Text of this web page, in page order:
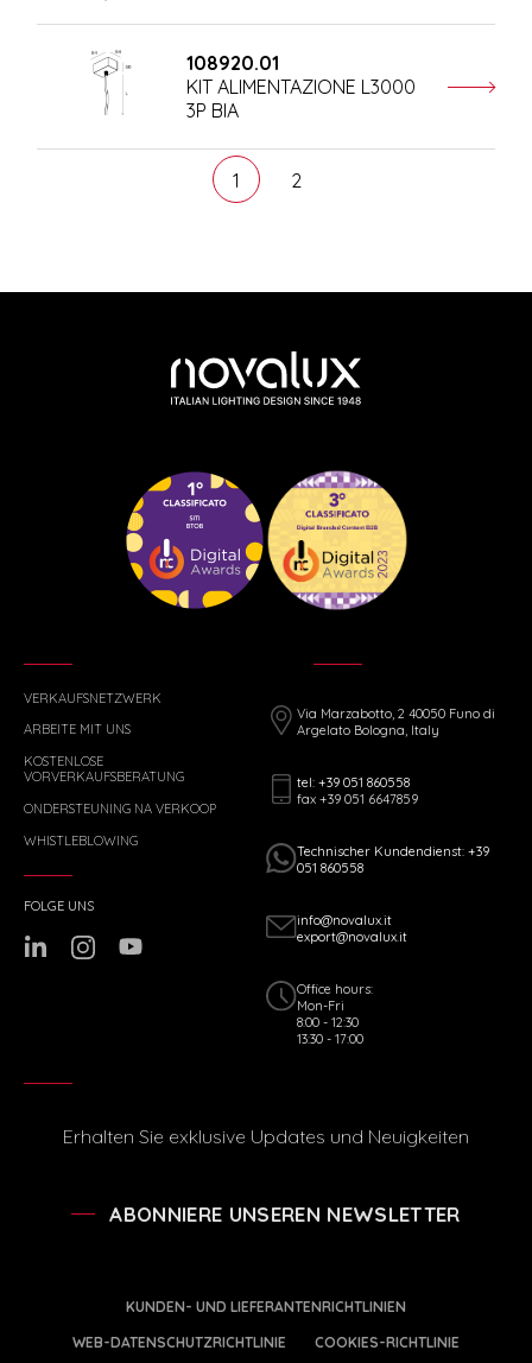
108920.01
KIT ALIMENTAZIONE L3000
3P BIA
1 2
VERKAUFSNETZWERK
ARBEITE MIT UNS
KOSTENLOSE
VORVERKAUFSBERATUNG
ONDERSTEUNING NA VERKOOP
WHISTLEBLOWING
Via Marzabotto, 2 40050 Funo di
Argelato Bologna, Italy
tel: +39 051 860558
fax +39 051 6647859
Technischer Kundendienst: +39
051 860558
info@novalux.it
export@novalux.it
Office hours:
Mon-Fri
8:00 - 12:30
13:30 - 17:00
FOLGE UNS
Erhalten Sie exklusive Updates und Neuigkeiten
ABONNIERE UNSEREN NEWSLETTER
KUNDEN- UND LIEFERANTENRICHTLINIEN
WEB-DATENSCHUTZRICHTLINIE
COOKIES-RICHTLINIE